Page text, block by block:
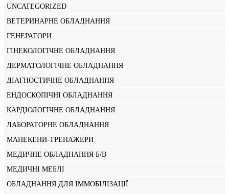
UNCATEGORIZED
ВЕТЕРИНАРНЕ ОБЛАДНАННЯ
ГЕНЕРАТОРИ
ГІНЕКОЛОГІЧНЕ ОБЛАДНАННЯ
ДЕРМАТОЛОГІЧНЕ ОБЛАДНАННЯ
ДІАГНОСТИЧНЕ ОБЛАДНАННЯ
ЕНДОСКОПІЧНІ ОБЛАДНАННЯ
КАРДІОЛОГІЧНЕ ОБЛАДНАННЯ
ЛАБОРАТОРНЕ ОБЛАДНАННЯ
МАНЕКЕНИ-ТРЕНАЖЕРИ
МЕДИЧНЕ ОБЛАДНАННЯ Б/В
МЕДИЧНІ МЕБЛІ
ОБЛАДНАННЯ ДЛЯ ІММОБІЛІЗАЦІЇ